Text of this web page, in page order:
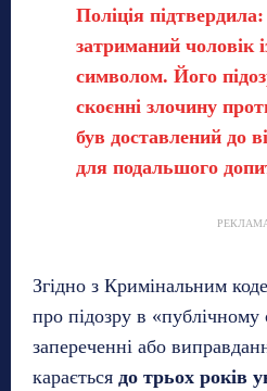
Поліція
затриманий чоловік
символом. Його
скоєнні злочину
був доставлений до
для подальшого
Згідно з Кримінальним
про підозру в «публічному
запереченні або
карається до трьох років